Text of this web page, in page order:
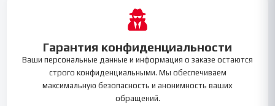
Гарантия конфиденциальности
Ваши персональные данные и информация о заказе остаются
строго конфиденциальными. Мы обеспечиваем
максимальную безопасность и анонимность ваших
обращений.